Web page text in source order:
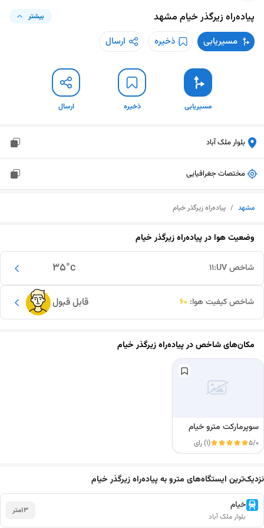
پیاده‌راه زیرگذر خیام مشهد بیشتر
مسیریابی ذخیره ارسال
مسیریابی ذخیره ارسال
بلوار ملک آباد
مختصات جغرافیایی
مشهد / پیاده‌راه زیرگذر خیام
وضعیت هوا درپیاده‌راه زیرگذر خیام
35°c شاخص UV: 11
قابل قبول شاخص کیفیت هوا: 60
مکان‌های شاخص درپیاده‌راه زیرگذر خیام
سوپرمارکت مترو خیام
5/0 (1) رای
نزدیک‌ترین ایستگاه‌های مترو به پیاده‌راه زیرگذر خیام
13متر خیام
بلوار ملک آباد
این دور و بر